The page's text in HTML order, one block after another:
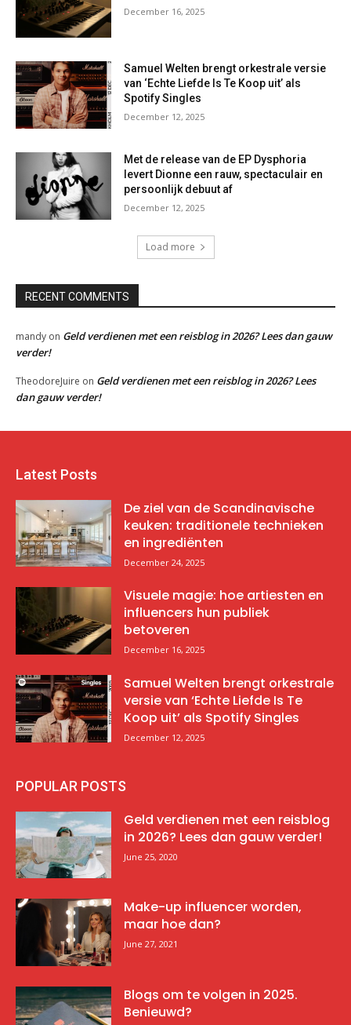
December 16, 2025
Samuel Welten brengt orkestrale versie
van ‘Echte Liefde Is Te Koop uit’ als
Spotify Singles
December 12, 2025
Met de release van de EP Dysphoria
levert Dionne een rauw, spectaculair en
persoonlijk debuut af
December 12, 2025
Load more
RECENT COMMENTS
mandy on Geld verdienen met een reisblog in 2026? Lees dan gauw
verder!
TheodoreJuire on Geld verdienen met een reisblog in 2026? Lees
dan gauw verder!
Latest Posts
De ziel van de Scandinavische
keuken: traditionele technieken
en ingrediënten
December 24, 2025
Visuele magie: hoe artiesten en
influencers hun publiek
betoveren
December 16, 2025
Samuel Welten brengt orkestrale
versie van ‘Echte Liefde Is Te
Koop uit’ als Spotify Singles
December 12, 2025
POPULAR POSTS
Geld verdienen met een reisblog
in 2026? Lees dan gauw verder!
June 25, 2020
Make-up influencer worden,
maar hoe dan?
June 27, 2021
Blogs om te volgen in 2025.
Benieuwd?